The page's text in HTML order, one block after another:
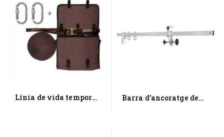
Línia de vida temporal
Barra d'ancoratge de